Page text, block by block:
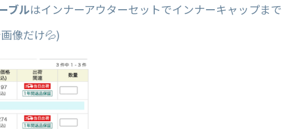
ブルはインナーアウターセットでインナーキャップまで
像だけ💦)